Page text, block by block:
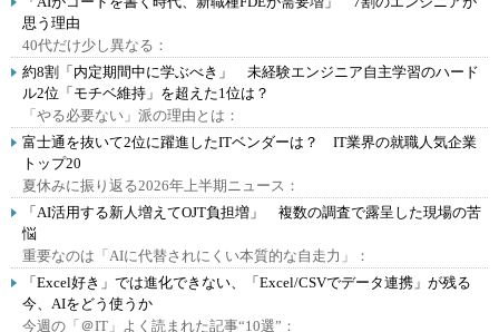
思う理由
40代だけ少し異なる：
約8割「内定期間中に学ぶべき」 未経験エンジニア自主学習のハード
ル2位「モチベ維持」を超えた1位は？
「やる必要ない」派の理由とは：
富士通を抜いて2位に躍進したITベンダーは？ IT業界の就職人気企業
トップ20
夏休みに振り返る2026年上半期ニュース：
「AI活用する新人増えてOJT負担増」 複数の調査で露呈した現場の苦
悩
重要なのは「AIに代替されにくい本質的な自走力」：
「Excel好き」では進化できない、「Excel/CSVでデータ連携」が残る
今、AIをどう使うか
今週の「＠IT」よく読まれた記事“10選”：